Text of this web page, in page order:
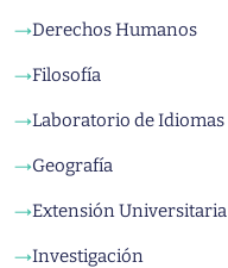
→Derechos Humanos
→Filosofía
→Laboratorio de Idiomas
→Geografía
→Extensión Universitaria
→Investigación